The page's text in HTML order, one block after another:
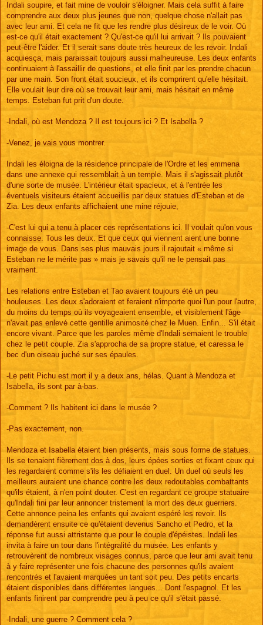
Indali soupire, et fait mine de vouloir s'éloigner. Mais cela suffit à faire
comprendre aux deux plus jeunes que non, quelque chose n'allait pas
avec leur ami. Et cela ne fit que les rendre plus désireux de le voir. Où
est-ce qu'il était exactement ? Qu'est-ce qu'il lui arrivait ? Ils pouvaient
peut-être l'aider. Et il serait sans doute très heureux de les revoir. Indali
acquiesça, mais paraissait toujours aussi malheureuse. Les deux enfants
continuaient à l'assaillir de questions, et elle finit par les prendre chacun
par une main. Son front était soucieux, et ils comprirent qu'elle hésitait.
Elle voulait leur dire où se trouvait leur ami, mais hésitait en même
temps. Esteban fut prit d'un doute.
-Indali, où est Mendoza ? Il est toujours ici ? Et Isabella ?
-Venez, je vais vous montrer.
Indali les éloigna de la résidence principale de l'Ordre et les emmena
dans une annexe qui ressemblait à un temple. Mais il s'agissait plutôt
d'une sorte de musée. L'intérieur était spacieux, et à l'entrée les
éventuels visiteurs étaient accueillis par deux statues d'Esteban et de
Zia. Les deux enfants affichaient une mine réjouie,
-C'est lui qui a tenu à placer ces représentations ici. Il voulait qu'on vous
connaisse. Tous les deux. Et que ceux qui viennent aient une bonne
image de vous. Dans ses plus mauvais jours il rajoutait « même si
Esteban ne le mérite pas » mais je savais qu'il ne le pensait pas
vraiment.
Les relations entre Esteban et Tao avaient toujours été un peu
houleuses. Les deux s'adoraient et feraient n'importe quoi l'un pour l'autre,
du moins du temps où ils voyageaient ensemble, et visiblement l'âge
n'avait pas enlevé cette gentille animosité chez le Muen. Enfin... S'il était
encore vivant. Parce que les paroles même d'Indali semaient le trouble
chez le petit couple. Zia s'approcha de sa propre statue, et caressa le
bec d'un oiseau juché sur ses épaules.
-Le petit Pichu est mort il y a deux ans, hélas. Quant à Mendoza et
Isabella, ils sont par à-bas.
-Comment ? Ils habitent ici dans le musée ?
-Pas exactement, non.
Mendoza et Isabella étaient bien présents, mais sous forme de statues.
Ils se tenaient fièrement dos à dos, leurs épées sorties et fixant ceux qui
les regardaient comme s'ils les défiaient en duel. Un duel où seuls les
meilleurs auraient une chance contre les deux redoutables combattants
qu'ils étaient, à n'en point douter. C'est en regardant ce groupe statuaire
qu'Indali fini par leur annoncer tristement la mort des deux guerriers.
Cette annonce peina les enfants qui avaient espéré les revoir. Ils
demandèrent ensuite ce qu'étaient devenus Sancho et Pedro, et la
réponse fut aussi attristante que pour le couple d'épéistes. Indali les
invita à faire un tour dans l'intégralité du musée. Les enfants y
retrouvèrent de nombreux visages connus, parce que leur ami avait tenu
à y faire représenter une fois chacune des personnes qu'ils avaient
rencontrés et l'avaient marquées un tant soit peu. Des petits encarts
étaient disponibles dans différentes langues... Dont l'espagnol. Et les
enfants finirent par comprendre peu à peu ce qu'il s'était passé.
-Indali, une guerre ? Comment cela ?